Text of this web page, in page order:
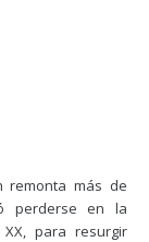
remonta más de
perderse en la
para resurgir